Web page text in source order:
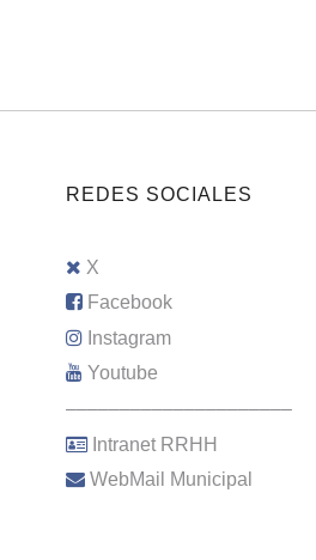
REDES SOCIALES
X
Facebook
Instagram
Youtube
–––––––––––––––––––––
Intranet RRHH
WebMail Municipal